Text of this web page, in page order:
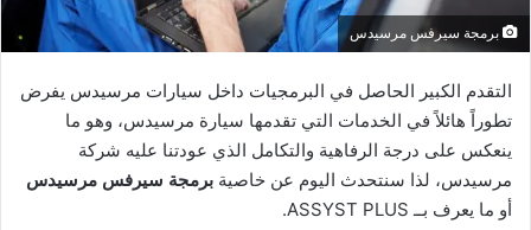
برمجة سيرفس مرسيدس
التقدم الكبير الحاصل في البرمجيات داخل سيارات مرسيدس يفرض
تطوراً هائلاً في الخدمات التي تقدمها سيارة مرسيدس، وهو ما
ينعكس على درجة الرفاهية والتكامل الذي عودتنا عليه شركة
مرسيدس، لذا سنتحدث اليوم عن خاصية برمجة سيرفس مرسيدس
أو ما يعرف بــ ASSYST PLUS.